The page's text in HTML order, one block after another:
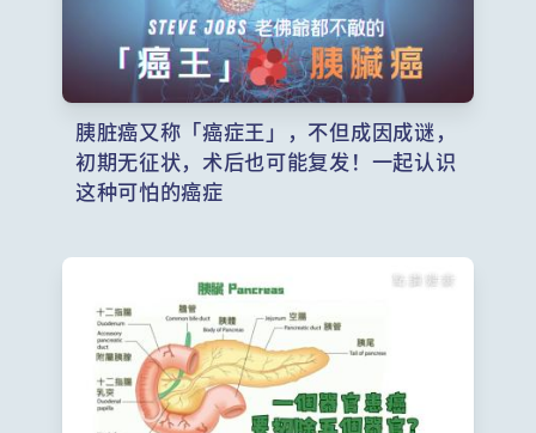
胰脏癌又称「癌症王」，不但成因成谜，
初期无征状，术后也可能复发！一起认识
这种可怕的癌症